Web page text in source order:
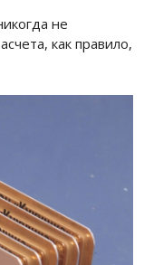
не
как правило,